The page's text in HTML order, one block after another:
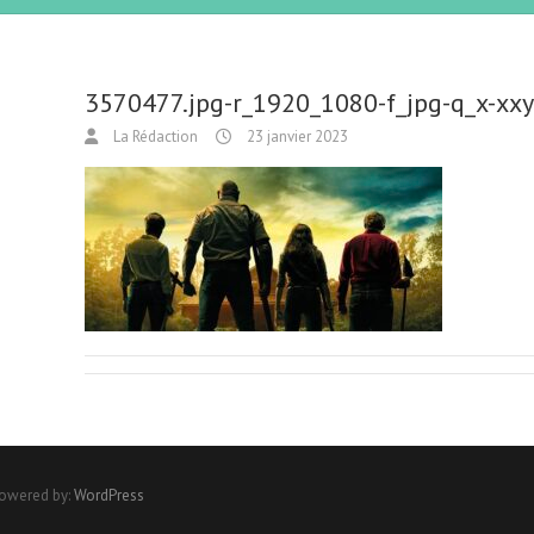
3570477.jpg-r_1920_1080-f_jpg-q_x-
La Rédaction 23 janvier 2023
by:WordPress